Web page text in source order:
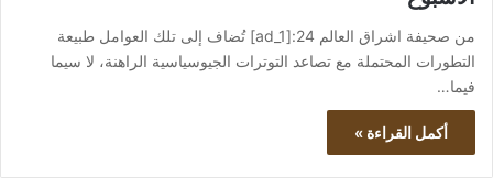
من صحيفة اشراق العالم 24:[ad_1] تُضاف إلى تلك العوامل طبيعة
التطورات المحتملة مع تصاعد التوترات الجيوسياسية الراهنة، لا سيما
فيما…
أكمل القراءة »